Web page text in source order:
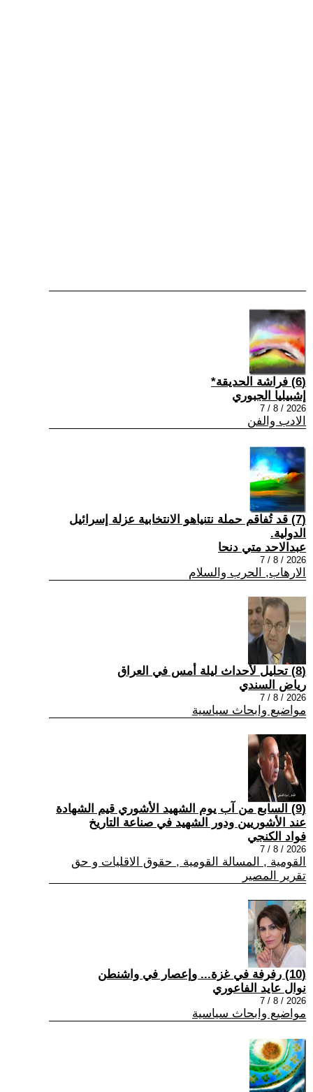
(6) فراشة الحديقة*
إشبيليا الجبوري
2026 / 8 / 7
الادب والفن
(7) قد تُفاقم حملة نتنياهو الانتخابية عزلة إسرائيل
الدولية.
عبدالاحد متي دنحا
2026 / 8 / 7
الارهاب, الحرب والسلام
(8) تحليل لأحداث ليلة أمس في العراق
رياض السندي
2026 / 8 / 7
مواضيع وابحاث سياسية
(9) السابع من آب يوم الشهيد الأشوري قيم الشهادة
عند الأشوريين ودور الشهيد في صناعة التاريخ
فواد الكنجي
2026 / 8 / 7
القومية , المسالة القومية , حقوق الاقليات و حق
تقرير المصير
(10) رفرفة في غزة... وإعصار في واشنطن
نوال عايد الفاعوري
2026 / 8 / 7
مواضيع وابحاث سياسية